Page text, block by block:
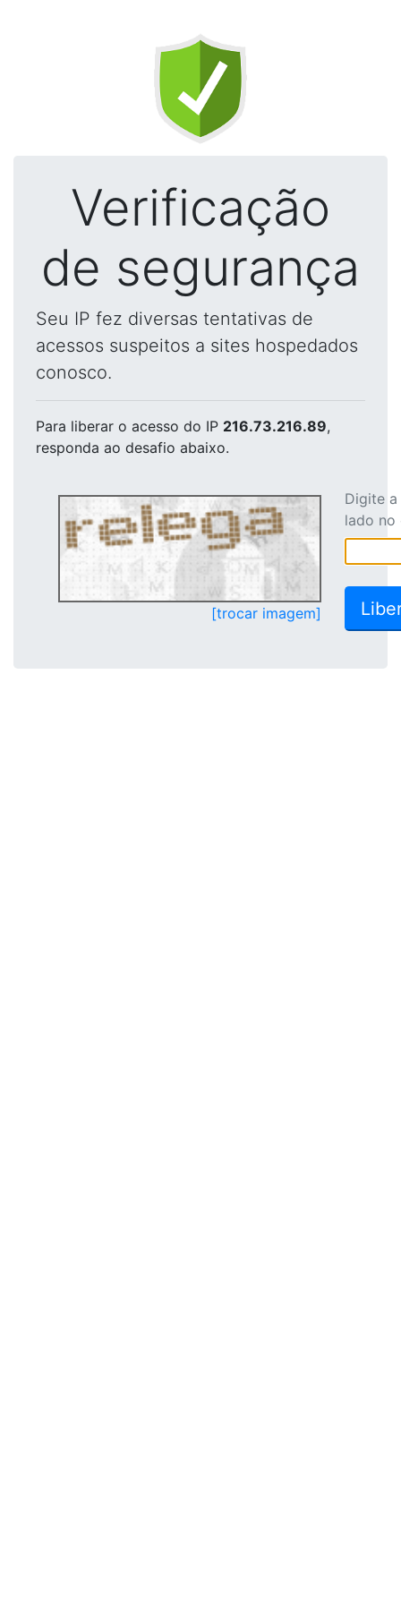
Verificação
de segurança
Seu IP fez diversas tentativas de
acessos suspeitos a sites hospedados
conosco.
Para liberar o acesso do IP 216.73.216.89,
responda ao desafio abaixo.
[trocar imagem]
Digite
lado no